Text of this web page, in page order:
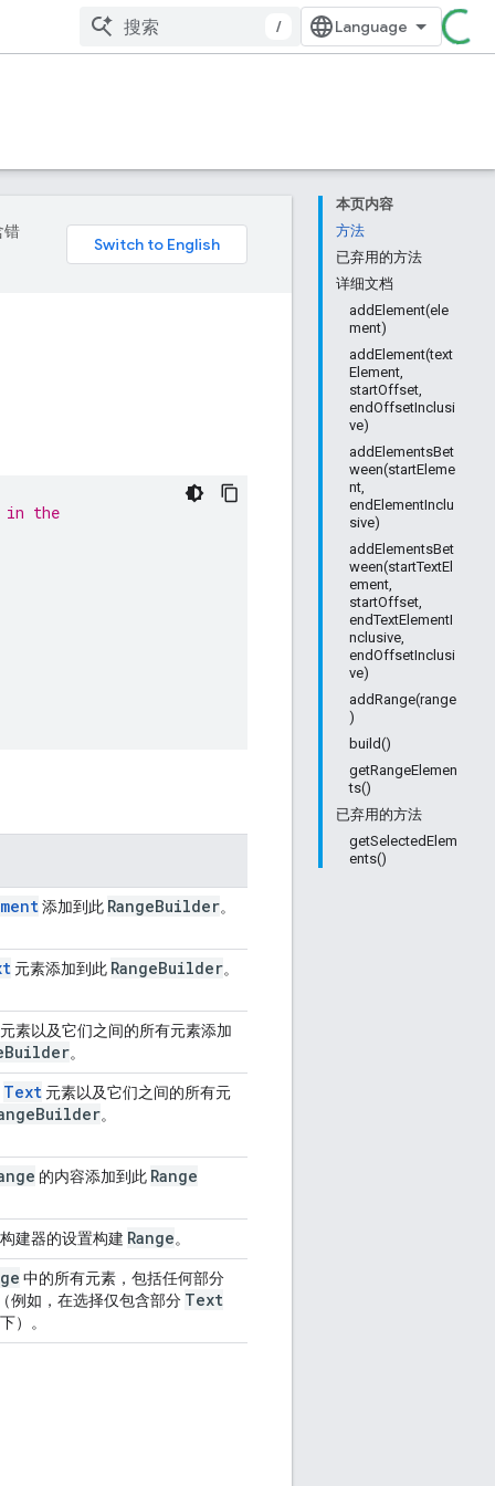
/
本页内容
方法
已弃用的方法
详细文档
addElement(ele
ment)
addElement(text
Element,
startOffset,
endOffsetInclusi
ve)
addElementsBet
ween(startEleme
nt,
endElementInclu
sive)
addElementsBet
ween(startTextEl
ement,
startOffset,
endTextElementI
nclusive,
endOffsetInclusi
ve)
addRange(range
)
build()
getRangeElemen
ts()
已弃用的方法
getSelectedElem
ents()
错
in the
添加到此 RangeBuilder。
元素添加到此 RangeBuilder。
素以及它们之间的所有元素添加
Builder。
Text 元素以及它们之间的所有元
Builder。
的内容添加到此 Range
建器的设置构建 Range。
中的所有元素，包括任何部分
例如，在选择仅包含部分 Text
）。